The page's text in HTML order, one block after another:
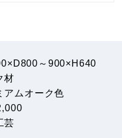
～900×H640
材
アムオーク色
芸